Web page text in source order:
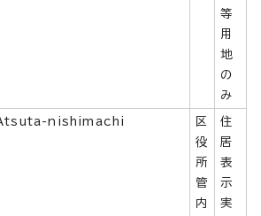
等
用
地
の
み
nishimachi
区
役
所
管
内
住
居
表
示
実